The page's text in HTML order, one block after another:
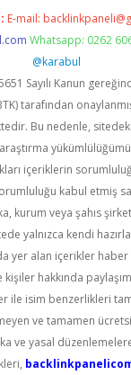
E-mail:
Whatsapp: 0262
@karabul
Sayılı Kanun
tarafından
Bu nedenle,
içeriklerin
kabul etmiş
kurum veya şahıs
yalnızca kendi
yer alan içerikler
hakkında
ile isim benzerlikleri
ve tamamen
ve yasal